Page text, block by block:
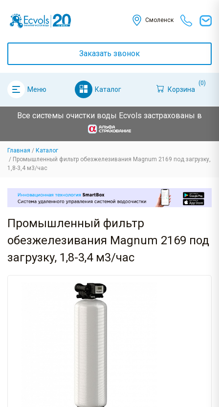
Смоленск
Заказать звонок
Меню Каталог Корзина
(0)
Все системы очистки воды Ecvols застрахованы в
Главная
Каталог
Промышленный фильтр обезжелезивания Magnum 2169 под загрузку,
1,8-3,4 м3/час
Промышленный фильтр
обезжелезивания Magnum 2169 под
загрузку, 1,8-3,4 м3/час